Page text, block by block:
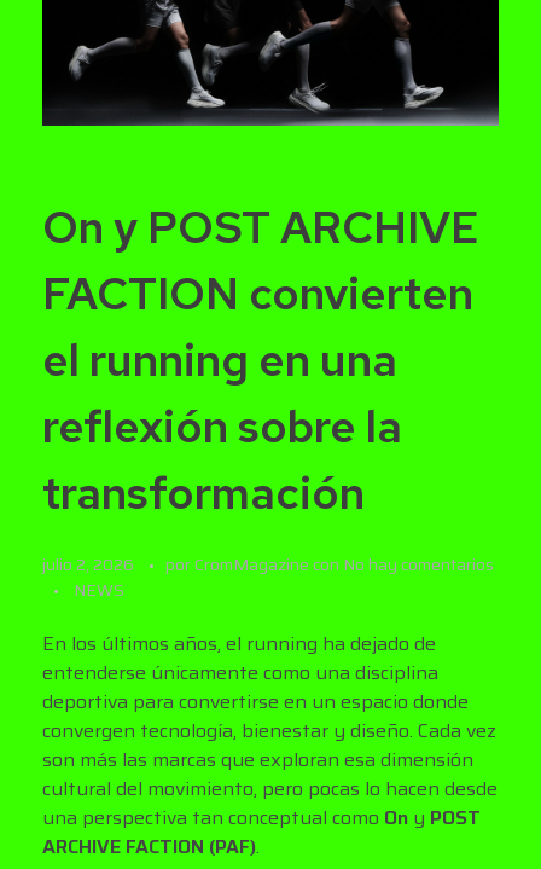
CROM AGENCY
On y POST ARCHIVE
FACTION convierten
el running en una
reflexión sobre la
transformación
julio 2, 2026 porCromMagazinecon No hay comentarios
NEWS
En los últimos años, el running ha dejado de
entenderse únicamente como una disciplina
deportiva para convertirse en un espacio donde
convergen tecnología, bienestar y diseño. Cada vez
son más las marcas que exploran esa dimensión
cultural del movimiento, pero pocas lo hacen desde
una perspectiva tan conceptual como On y POST
ARCHIVE FACTION (PAF).